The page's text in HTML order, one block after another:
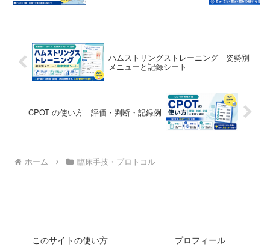
ハムストリングストレーニング｜姿勢別
メニューと記録シート
CPOT の使い方｜評価・判断・記録例
ホーム 臨床手技・プロトコル
このサイトの使い方 プロフィール